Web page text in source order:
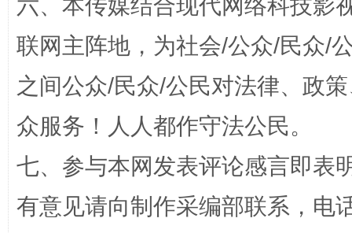
网上购药对药下症？
六、本传媒结合现代网络科技影
联网主阵地，为社会/公众/民众/
之间公众/民众/公民对法律、政
众服务！人人都作守法公民。
七、参与本网发表评论感言即表
有意见请向制作采编部联系，电